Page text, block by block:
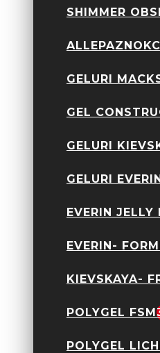
SHIMMER
GELURI
GEL
GELURI
GELURI
EVERIN JELLY
EVERIN-
KIEVSKAYA-
POLYGEL FSM
POLYGEL
9,90 Lei
9,90 Lei
5D M-061